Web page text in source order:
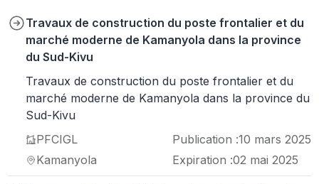
Travaux de construction du poste frontalier et du
marché moderne de Kamanyola dans la province
du Sud-Kivu
Travaux de construction du poste frontalier et du
marché moderne de Kamanyola dans la province du
Sud-Kivu
PFCIGL
Kamanyola
Publication :10 mars 2025
Expiration :02 mai 2025